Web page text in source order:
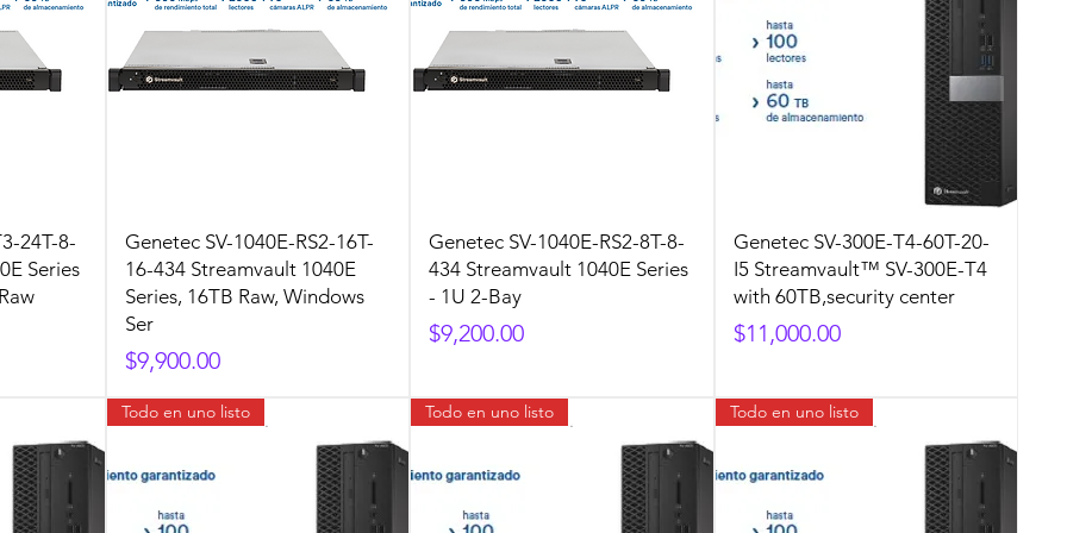
24T-8-
Series
Genetec SV-1040E-RS2-16T-
16-434 Streamvault 1040E
Series, 16TB Raw, Windows
Ser
Precio
$9,900.00
Genetec SV-1040E-RS2-8T-8-
434 Streamvault 1040E Series
- 1U 2-Bay
Precio
$9,200.00
Genetec SV-300E-T4-60T-20-
I5 Streamvault™ SV-300E-T4
with 60TB,security center
Precio
$11,000.00
Todo en uno listo Todo en uno listo Todo en uno listo